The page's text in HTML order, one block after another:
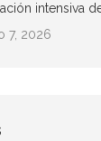
intensiva
7, 2026